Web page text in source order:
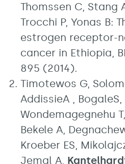
Thomssen C, Stang
Trocchi P, Yonas B:
estrogen receptor-
cancer in Ethiopia,
895 (2014).
Timotewos G,
AddissieA , BogaleS,
Wondemagegnehu
Bekele A,
Kroeber ES,
Jemal A,